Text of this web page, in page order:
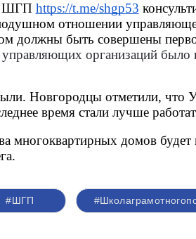
ШГП https://t.me/shgp53
отношении
должны быть совершены
управляющих организаций
Новгородцы отметили, что
время стали лучше
домов будет
#ШГП